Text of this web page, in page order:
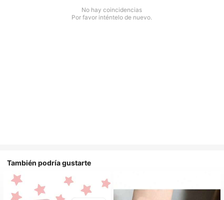
No hay coincidencias
Por favor inténtelo de nuevo.
También podría gustarte